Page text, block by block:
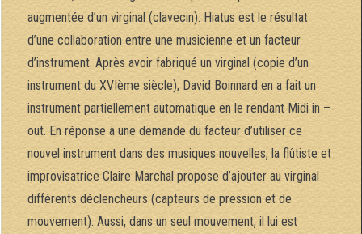
augmentée d’un virginal (clavecin). Hiatus est le résultat
d’une collaboration entre une musicienne et un facteur
d’instrument. Après avoir fabriqué un virginal (copie d’un
instrument du XVIème siècle), David Boinnard en a fait un
instrument partiellement automatique en le rendant Midi in –
out. En réponse à une demande du facteur d’utiliser ce
nouvel instrument dans des musiques nouvelles, la flûtiste et
improvisatrice Claire Marchal propose d’ajouter au virginal
différents déclencheurs (capteurs de pression et de
mouvement). Aussi, dans un seul mouvement, il lui est